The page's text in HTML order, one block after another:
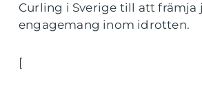
Curling i Sverige till att främja
engagemang inom idrotten.
[